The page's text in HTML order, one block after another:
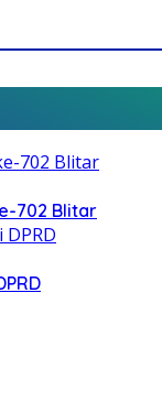
702 Blitar